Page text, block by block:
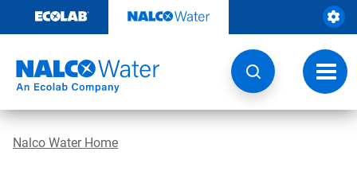
contenuto
Nalco Water Home